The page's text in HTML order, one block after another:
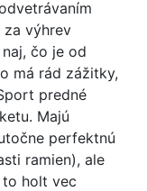
za výhrev
čo je od
má rád zážitky,
predné
Majú
perfektnú
ramien), ale
to holt vec